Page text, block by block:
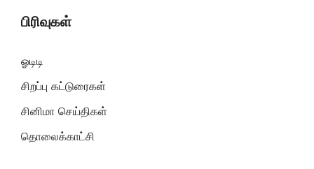
பிரிவுகள்
ஓடிடி
சிறப்பு கட்டுரைகள்
சினிமா செய்திகள்
தொலைக்காட்சி